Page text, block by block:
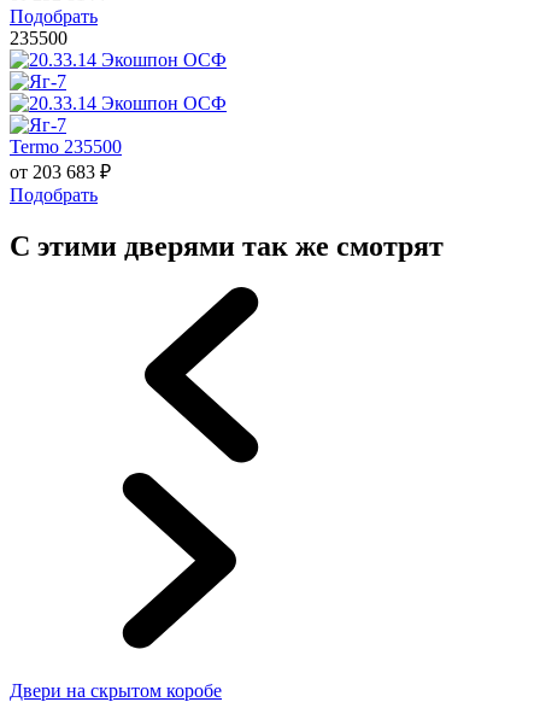
Подобрать
235500
Termo 235500
от 203 683 ₽
Подобрать
С этими дверями так же смотрят
Двери на скрытом коробе